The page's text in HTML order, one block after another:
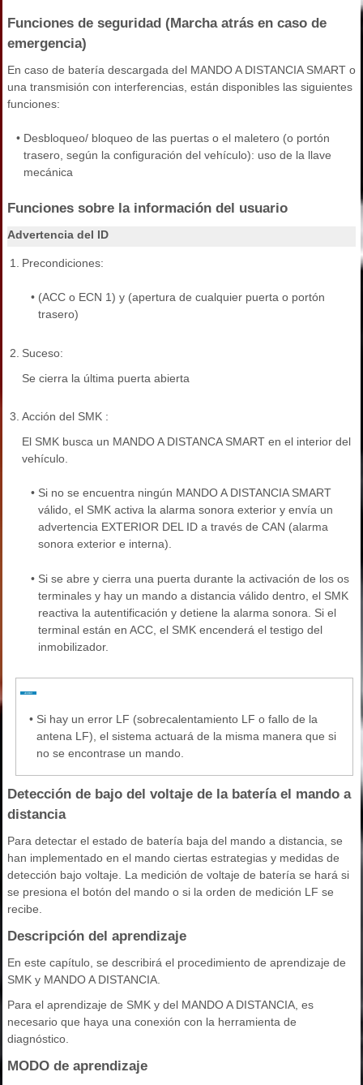
Funciones de seguridad (Marcha atrás en caso de
emergencia)
En caso de batería descargada del MANDO A DISTANCIA SMART o
una transmisión con interferencias, están disponibles las siguientes
funciones:
• Desbloqueo/ bloqueo de las puertas o el maletero (o portón
trasero, según la configuración del vehículo): uso de la llave
mecánica
Funciones sobre la información del usuario
Advertencia del ID
1. Precondiciones:
• (ACC o ECN 1) y (apertura de cualquier puerta o portón
trasero)
2. Suceso:
Se cierra la última puerta abierta
3. Acción del SMK :
El SMK busca un MANDO A DISTANCA SMART en el interior del
vehículo.
• Si no se encuentra ningún MANDO A DISTANCIA SMART
válido, el SMK activa la alarma sonora exterior y envía un
advertencia EXTERIOR DEL ID a través de CAN (alarma
sonora exterior e interna).
• Si se abre y cierra una puerta durante la activación de los os
terminales y hay un mando a distancia válido dentro, el SMK
reactiva la autentificación y detiene la alarma sonora. Si el
terminal están en ACC, el SMK encenderá el testigo del
inmobilizador.
• Si hay un error LF (sobrecalentamiento LF o fallo de la
antena LF), el sistema actuará de la misma manera que si
no se encontrase un mando.
Detección de bajo del voltaje de la batería el mando a
distancia
Para detectar el estado de batería baja del mando a distancia, se
han implementado en el mando ciertas estrategias y medidas de
detección bajo voltaje. La medición de voltaje de batería se hará si
se presiona el botón del mando o si la orden de medición LF se
recibe.
Descripción del aprendizaje
En este capítulo, se describirá el procedimiento de aprendizaje de
SMK y MANDO A DISTANCIA.
Para el aprendizaje de SMK y del MANDO A DISTANCIA, es
necesario que haya una conexión con la herramienta de
diagnóstico.
MODO de aprendizaje